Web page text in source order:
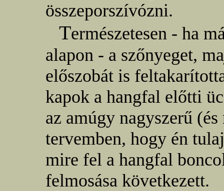
összeporszívózni.
Természetesen - ha
alapon - a szőnyeget,
előszobát is
kapok a hangfal előtti
az amúgy nagyszerű
tervemben, hogy én
mire fel a hangfal
felmosása következett.